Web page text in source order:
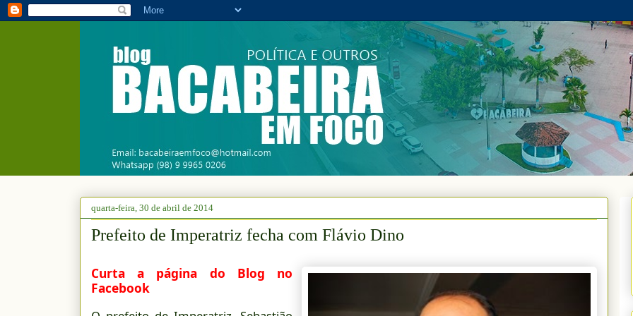
quarta-feira, 30 de abril de 2014
Prefeito de Imperatriz fecha com Flávio Dino
Curta a página do Blog no
Facebook